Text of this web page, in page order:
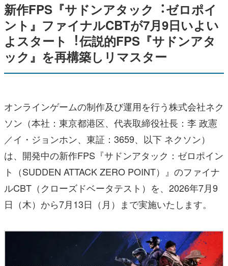
新作FPS『サドンアタック︓ゼロポイ
ント』ファイナルCBTが7月9日いよい
よスタート︕伝説的FPS『サドンアタ
ック』を再構築しリマスター
オンラインゲームの制作及び運用を行う株式会社ネク
ソン（本社：東京都港区、代表取締役社長：李 政憲
／イ・ジョンホン、東証：3659、以下 ネクソン）
は、開発中の新作FPS『サドンアタック：ゼロポイン
ト（SUDDEN ATTACK ZERO POINT）』のファイナ
ルCBT（クローズドベータテスト）を、2026年7月9
日（木）から7月13日（月）まで実施いたします。